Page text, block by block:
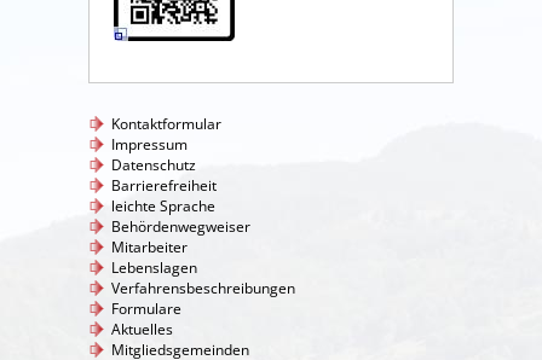
Kontaktformular
Impressum
Datenschutz
Barrierefreiheit
leichte Sprache
Behördenwegweiser
Mitarbeiter
Lebenslagen
Verfahrensbeschreibungen
Formulare
Aktuelles
Mitgliedsgemeinden